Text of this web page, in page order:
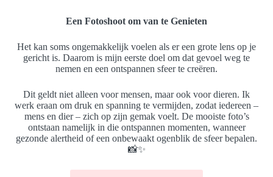
Een Fotoshoot om van te Genieten
Het kan soms ongemakkelijk voelen als er een grote lens op je
gericht is. Daarom is mijn eerste doel om dat gevoel weg te
nemen en een ontspannen sfeer te creëren.
Dit geldt niet alleen voor mensen, maar ook voor dieren. Ik
werk eraan om druk en spanning te vermijden, zodat iedereen –
mens en dier – zich op zijn gemak voelt. De mooiste foto’s
ontstaan namelijk in die ontspannen momenten, wanneer
gezonde alertheid of een onbewaakt ogenblik de sfeer bepalen.
📸✨